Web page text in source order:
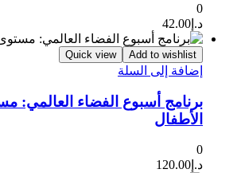
0
د.إ 42.00
Add to wishlist
Quick view
إضافة إلى السلة
برنامج أسبوع الفضاء العالمي:
الأطفال
0
د.إ 120.00